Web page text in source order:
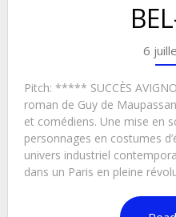
6
Pitch: ***** SUCCÈS
roman de Guy de
et comédiens. Une mise en
personnages en costumes
univers industriel
dans un Paris en pleine